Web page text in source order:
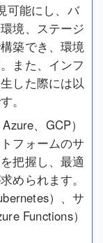
可能にし、バ
境、ステージ
築でき、環境
また、インフ
した際には以
。
、GCP）
フォームのサ
把握し、最適
められます。
）、サ
Functions）